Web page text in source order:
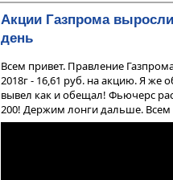
Акции Газпрома выросли
день
Всем привет. Правление
2018г - 16,61 руб. на акцию. Я же
вывел как и обещал! Фьючерс
200! Держим лонги дальше.